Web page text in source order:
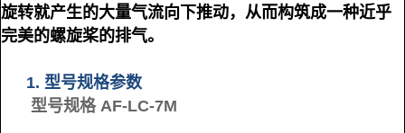
旋转就产生的大量气流向下推动，从而构筑成一种近乎
完美的螺旋桨的排气。
1. 型号规格参数
型号规格 AF-LC-7M